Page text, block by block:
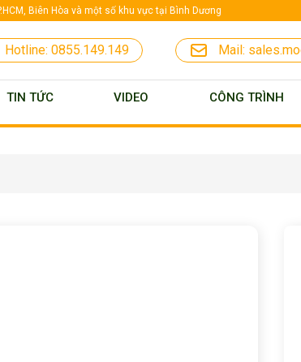
Biên Hòa và một số khu vực tại Bình Dương
Hotline: 0855.149.149 Mail:
TIN TỨC VIDEO CÔNG TRÌNH